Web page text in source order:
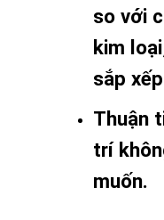
so với
kim
sắp
Thuận
trí
muốn.